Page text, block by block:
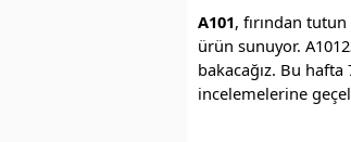
A101, fırından
ürün sunuyor.
bakacağız. Bu
incelemelerine